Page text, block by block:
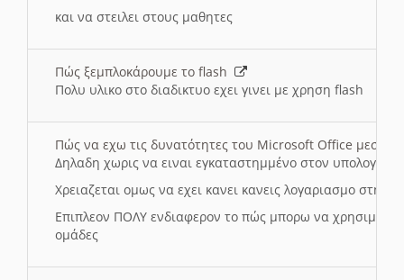
και να στειλει στους μαθητες
Πώς ξεμπλοκάρουμε το flash
Πολυ υλικο στο διαδικτυο εχει γινει με χρηση flash
Πώς να εχω τις δυνατότητες του Microsoft Office μεσω
Δηλαδη χωρις να ειναι εγκαταστημμένο στον
Χρειαζεται ομως να εχει κανει κανεις λογαριασμο στη
Επιπλεον ΠΟΛΥ ενδιαφερον το πώς μπορω να
ομάδες